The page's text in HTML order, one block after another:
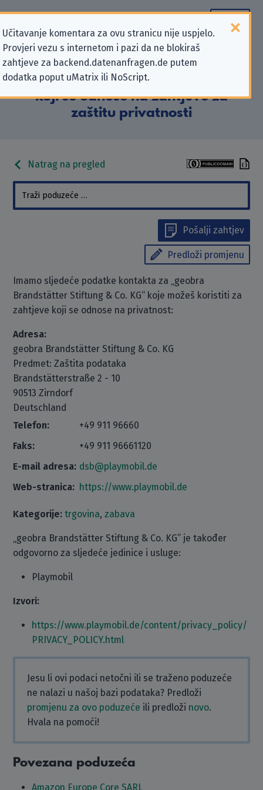
Učitavanje komentara za ovu stranicu nije uspjelo.
Provjeri vezu s internetom i pazi da ne blokiraš
zahtjeve za backend.datenanfragen.de putem
dodatka poput uMatrix ili NoScript.
Podaci kontakta „geobra
Brandstätter Stiftung & Co. KG”
koji se odnose na zahtjeve za
zaštitu privatnosti
Natrag na pregled
Pošalji zahtjev
Predloži promjenu
Imamo sljedeće podatke kontakta za „geobra
Brandstätter Stiftung & Co. KG“ koje možeš koristiti za
zahtjeve koji se odnose na privatnost:
Adresa:
geobra Brandstätter Stiftung & Co. KG
Predmet: Zaštita podataka
Brandstätterstraße 2 - 10
90513 Zirndorf
Deutschland
Telefon:
+49 911 96660
Faks:
+49 911 96661120
E-mail adresa: dsb@playmobil.de
Web-stranica: https://www.playmobil.de
Kategorije: trgovina,zabava
„geobra Brandstätter Stiftung & Co. KG” je također
odgovorno za sljedeće jedinice i usluge:
Playmobil
Izvori:
https://www.playmobil.de/content/privacy_policy/
PRIVACY_POLICY.html
Jesu li ovi podaci netočni ili se traženo poduzeće
ne nalazi u našoj bazi podataka? Predloži
promjenu za ovo poduzeće ili predloži novo.
Hvala na pomoći!
Povezana poduzeća
Amazon Europe Core SARL